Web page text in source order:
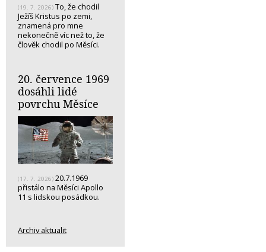
(19. 7. 2026) To, že chodil
Ježíš Kristus po zemi,
znamená pro mne
nekonečně víc než to, že
člověk chodil po Měsíci.
20. července 1969
dosáhli lidé
povrchu Měsíce
(17. 7. 2026) 20.7.1969
přistálo na Měsíci Apollo
11 s lidskou posádkou.
Archiv aktualit